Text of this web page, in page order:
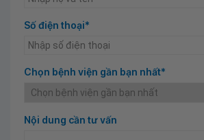
Số điện thoại*
Chọn bệnh viện gần bạn nhất*
Nội dung cần tư vấn